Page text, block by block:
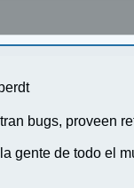
bugs, proveen
gente de todo el